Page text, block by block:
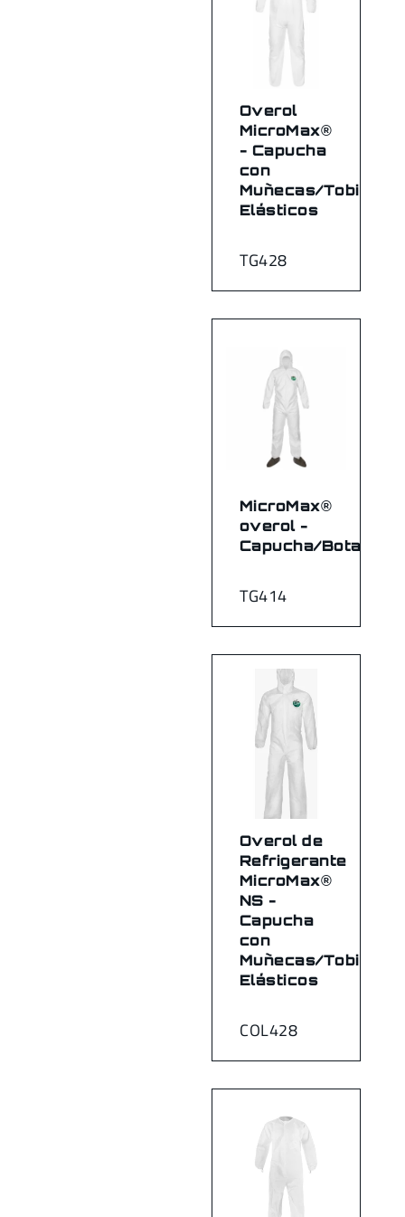
TG428
Overol
MicroMax®
- Capucha
con
Muñecas/Tobillos
Elásticos
TG414
MicroMax®
overol -
Capucha/Botas
COL428
Overol de
Refrigerante
MicroMax®
NS -
Capucha
con
Muñecas/Tobillos
Elásticos